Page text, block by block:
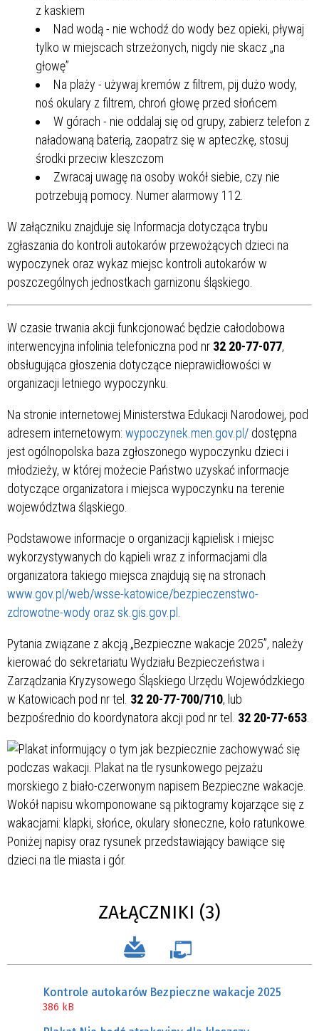
z kaskiem
Nad wodą - nie wchodź do wody bez opieki, pływaj
tylko w miejscach strzeżonych, nigdy nie skacz „na
głowę”
Na plaży - używaj kremów z filtrem, pij dużo wody,
noś okulary z filtrem, chroń głowę przed słońcem
W górach - nie oddalaj się od grupy, zabierz telefon z
naładowaną baterią, zaopatrz się w apteczkę, stosuj
środki przeciw kleszczom
Zwracaj uwagę na osoby wokół siebie, czy nie
potrzebują pomocy. Numer alarmowy 112.
W załączniku znajduje się Informacja dotycząca trybu
zgłaszania do kontroli autokarów przewożących dzieci na
wypoczynek oraz wykaz miejsc kontroli autokarów w
poszczególnych jednostkach garnizonu śląskiego.
W czasie trwania akcji funkcjonować będzie całodobowa
interwencyjna infolinia telefoniczna pod nr 32 20-77-077,
obsługująca głoszenia dotyczące nieprawidłowości w
organizacji letniego wypoczynku.
Na stronie internetowej Ministerstwa Edukacji Narodowej, pod
adresem internetowym: wypoczynek.men.gov.pl/ dostępna
jest ogólnopolska baza zgłoszonego wypoczynku dzieci i
młodzieży, w której możecie Państwo uzyskać informacje
dotyczące organizatora i miejsca wypoczynku na terenie
województwa śląskiego.
Podstawowe informacje o organizacji kąpielisk i miejsc
wykorzystywanych do kąpieli wraz z informacjami dla
organizatora takiego miejsca znajdują się na stronach
www.gov.pl/web/wsse-katowice/bezpieczenstwo-
zdrowotne-wody oraz sk.gis.gov.pl.
Pytania związane z akcją „Bezpieczne wakacje 2025”, należy
kierować do sekretariatu Wydziału Bezpieczeństwa i
Zarządzania Kryzysowego Śląskiego Urzędu Wojewódzkiego
w Katowicach pod nr tel. 32 20-77-700/710, lub
bezpośrednio do koordynatora akcji pod nr tel. 32 20-77-653
ZAŁĄCZNIKI (3)
Kontrole autokarów Bezpieczne wakacje 2025
386 kB